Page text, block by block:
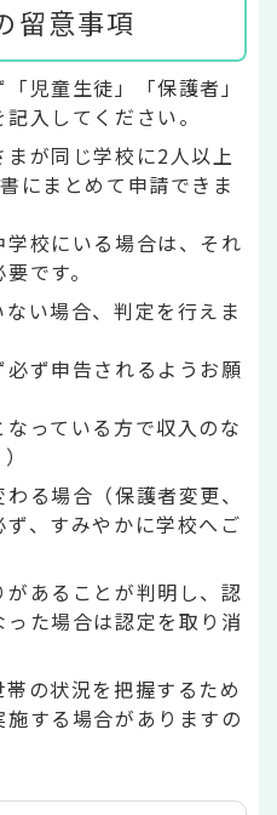
留意事項
児童生徒」「保護者」
入してください。
が同じ学校に2人以上
にまとめて申請できま
校にいる場合は、それ
です。
い場合、判定を行えま
ず申告されるようお願
なっている方で収入のな
る場合（保護者変更、
、すみやかに学校へご
あることが判明し、認
た場合は認定を取り消
の状況を把握するため
する場合がありますの